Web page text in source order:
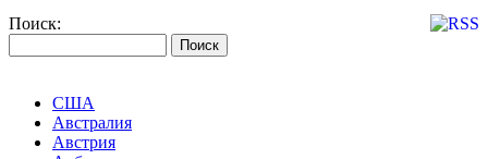
Поиск:
США
Австралия
Австрия